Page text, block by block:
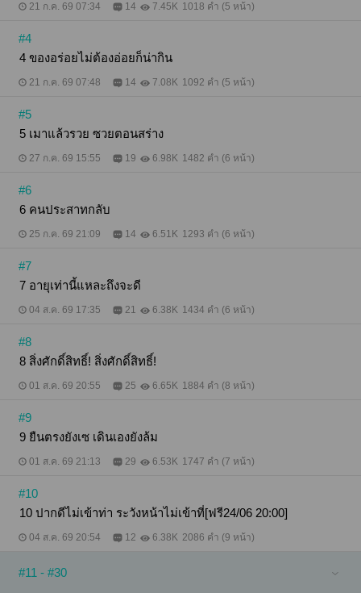
21 ก.ค. 69 07:34 14 7.45K 1018 คำ (5 หน้า)
#4
4 ของอร่อยไม่ต้องอ่อยก็น่ากิน
21 ก.ค. 69 07:48 14 7.08K 1092 คำ (5 หน้า)
#5
5 เมาแล้วรวย ซวยตอนสร่าง
27 ก.ค. 69 15:55 19 6.98K 1482 คำ (6 หน้า)
#6
6 คนประสาทกลับ
25 ก.ค. 69 21:09 14 6.51K 1293 คำ (6 หน้า)
#7
7 อายุเท่านี้แหละถึงจะดี
04 ส.ค. 69 17:35 21 6.38K 1434 คำ (6 หน้า)
#8
8 สิ่งศักดิ์สิทธิ์! สิ่งศักดิ์สิทธิ์!
01 ส.ค. 69 20:55 25 6.65K 1884 คำ (8 หน้า)
#9
9 ยืนตรงยังเซ เดินเองยังล้ม
01 ส.ค. 69 21:13 29 6.53K 1747 คำ (7 หน้า)
#10
10 ปากดีไม่เข้าท่า ระวังหน้าไม่เข้าที่[ฟรี24/06 20:00]
04 ส.ค. 69 20:54 12 6.38K 2086 คำ (9 หน้า)
#11 - #30